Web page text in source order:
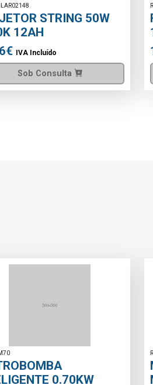
REF: BTF4014
VENTOINHA PÉ 3 EM 1
65W BELTAX
59.90€
REF: LEDILAR01944